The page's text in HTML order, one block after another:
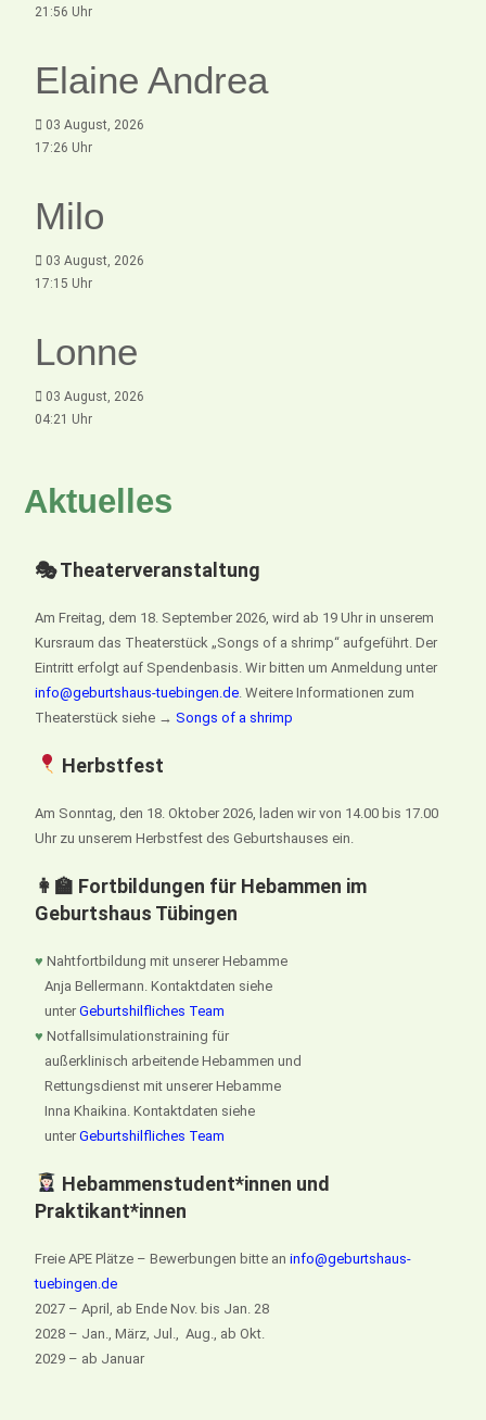
21:56 Uhr
Elaine Andrea
03 August, 2026
17:26 Uhr
Milo
03 August, 2026
17:15 Uhr
Lonne
03 August, 2026
04:21 Uhr
Aktuelles
🎭 Theaterveranstaltung
Am Freitag, dem 18. September 2026, wird ab 19 Uhr in unserem
Kursraum das Theaterstück „Songs of a shrimp“ aufgeführt. Der
Eintritt erfolgt auf Spendenbasis. Wir bitten um Anmeldung unter
info@geburtshaus-tuebingen.de . Weitere Informationen zum
Theaterstück siehe →Songs of a shrimp
Herbstfest
Am Sonntag, den 18. Oktober 2026, laden wir von 14.00 bis 17.00
Uhr zu unserem Herbstfest des Geburtshauses ein.
👩‍🏫 Fortbildungen für Hebammen im
Geburtshaus Tübingen
♥ Nahtfortbildung mit unserer Hebamme
Anja Bellermann. Kontaktdaten siehe
unterGeburtshilfliches Team
♥ Notfallsimulationstraining für
außerklinisch arbeitende Hebammen und
Rettungsdienst mit unserer Hebamme
Inna Khaikina. Kontaktdaten siehe
unterGeburtshilfliches Team
Hebammenstudent*innen und
Praktikant*innen
Freie APE Plätze – Bewerbungen bitte aninfo@geburtshaus-
tuebingen.de
2027 – April, ab Ende Nov. bis Jan. 28
2028 – Jan., März, Jul., Aug., ab Okt.
2029 – ab Januar